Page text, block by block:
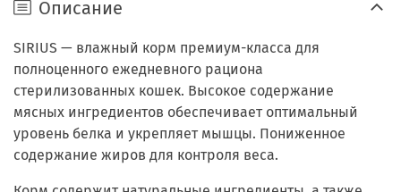
Описание
SIRIUS — влажный корм премиум-класса для
полноценного ежедневного рациона
стерилизованных кошек. Высокое содержание
мясных ингредиентов обеспечивает оптимальный
уровень белка и укрепляет мышцы. Пониженное
содержание жиров для контроля веса.